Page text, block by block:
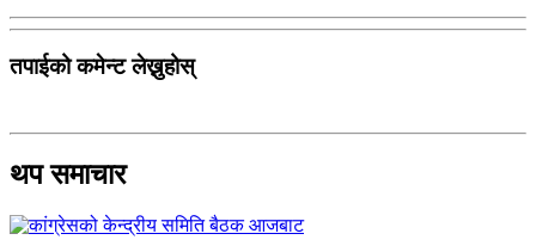
तपाईको कमेन्ट लेख्नुहोस्
थप समाचार